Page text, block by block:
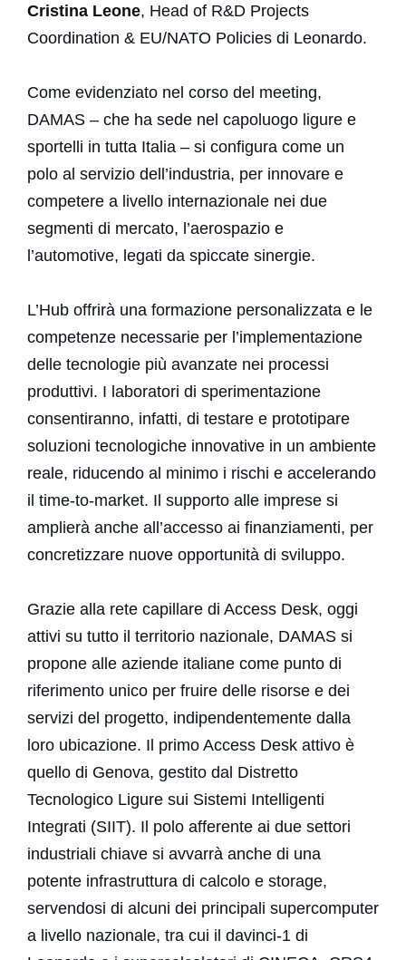
PROGETTO
SERVIZI
ABILITATORI
ACCESS DESK
Partners
News e eventi
Cristina Leone, Head of R&D Projects
Coordination & EU/NATO Policies di Leonardo.
Come evidenziato nel corso del meeting,
DAMAS – che ha sede nel capoluogo ligure e
sportelli in tutta Italia – si configura come un
polo al servizio dell’industria, per innovare e
competere a livello internazionale nei due
segmenti di mercato, l’aerospazio e
l’automotive, legati da spiccate sinergie.
L’Hub offrirà una formazione personalizzata e le
competenze necessarie per l’implementazione
delle tecnologie più avanzate nei processi
produttivi. I laboratori di sperimentazione
consentiranno, infatti, di testare e prototipare
soluzioni tecnologiche innovative in un ambiente
reale, riducendo al minimo i rischi e accelerando
il time-to-market. Il supporto alle imprese si
amplierà anche all’accesso ai finanziamenti, per
concretizzare nuove opportunità di sviluppo.
Grazie alla rete capillare di Access Desk, oggi
attivi su tutto il territorio nazionale, DAMAS si
propone alle aziende italiane come punto di
riferimento unico per fruire delle risorse e dei
servizi del progetto, indipendentemente dalla
loro ubicazione. Il primo Access Desk attivo è
quello di Genova, gestito dal Distretto
Tecnologico Ligure sui Sistemi Intelligenti
Integrati (SIIT). Il polo afferente ai due settori
industriali chiave si avvarrà anche di una
potente infrastruttura di calcolo e storage,
servendosi di alcuni dei principali supercomputer
a livello nazionale, tra cui il davinci-1 di